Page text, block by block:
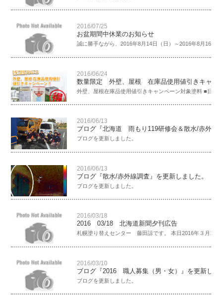
2016/07/25
お盆期間中休業のお知らせ
誠に勝手ながら、2016年8月14日（日）～2016年8月16日
2016/06/24
数量限定 外壁、屋根 在庫品使用値引きキャン
外壁、屋根在庫品使用値引きキャンペーン対象塗料 ■日
2016/06/13
ブログ『北海道 雨もり119研修会＆散水/赤外線
ブログを更新しました。
2016/06/13
ブログ『散水/赤外線調査』を更新しました。
ブログを更新しました。
2016/03/18
2016 03/18 北海道新聞夕刊広告
札幌塗り替えセンター 藤田諒です。 本日2016年３月18
2016/03/10
ブログ『2016 職人募集（男・女）』を更新しま
ブログを更新しました。